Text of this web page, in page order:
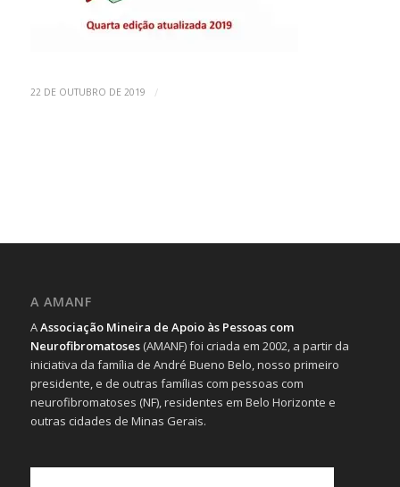
22 DE OUTUBRO DE 2019 /
A AMANF
AAssociação Mineira de Apoio às Pessoas com
Neurofibromatoses(AMANF) foi criada em 2002, a partir da
iniciativa da família de André Bueno Belo, nosso primeiro
presidente, e de outras famílias com pessoas com
neurofibromatoses (NF), residentes em Belo Horizonte e
outras cidades de Minas Gerais.